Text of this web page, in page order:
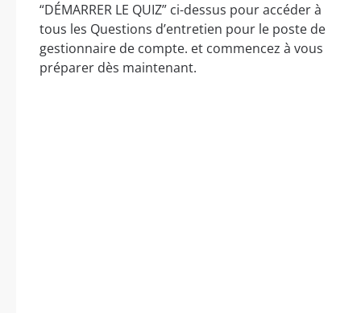
“DÉMARRER LE QUIZ” ci-dessus pour accéder à
tous les Questions d’entretien pour le poste de
gestionnaire de compte. et commencez à vous
préparer dès maintenant.